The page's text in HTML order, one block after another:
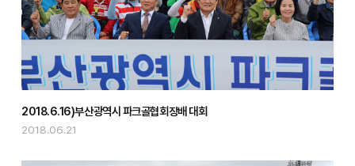
2018.6.16)부산광역시 파크골협회장배 대회
2018.06.21